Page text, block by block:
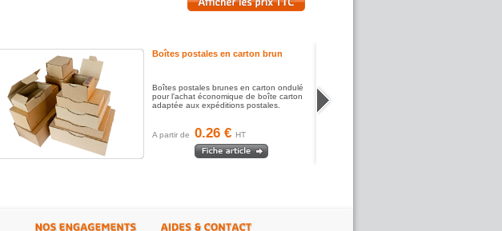
Boîtes postales en carton brun
Boîtes postales brunes en carton ondulé
pour l'achat économique de boîte carton
adaptée aux expéditions postales.
A partir de 0.26 € HT